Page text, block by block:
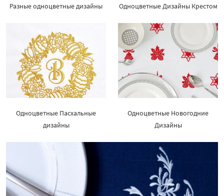
Разные одноцветные дизайны Одноцветные Дизайны Крестом
Одноцветные Пасхальные
дизайны
Одноцветные Новогодние
Дизайны